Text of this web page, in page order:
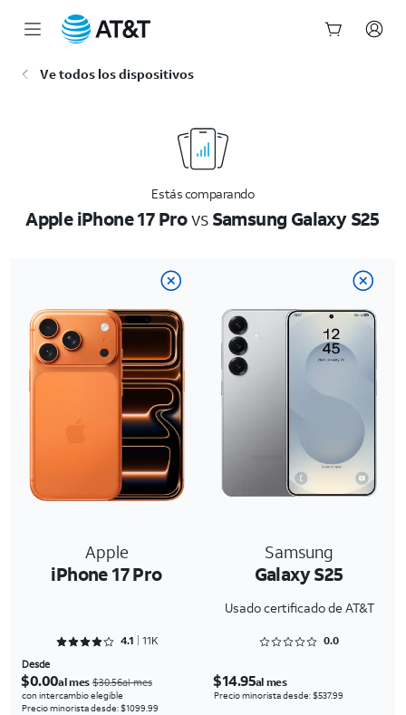
Ve todos los dispositivos
Estás comparando
Apple iPhone 17 ProvsSamsung Galaxy S25
Apple
iPhone 17 Pro
Samsung
Galaxy S25
Usado certificado de AT&T
Rated 4.1529 out of 5
4.1 11K Rated 0 out of 5
0.0
Desde
$0.00al mes$30.56al mes
con intercambio elegible
Precio minorista desde: $1099.99
$14.95al mes
Precio minorista desde: $537.99